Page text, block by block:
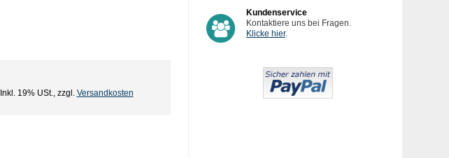
Inkl. 19% USt. zzgl. Versandkosten
Kundenservice
Kontaktiere uns bei Fragen.
Klicke hier.